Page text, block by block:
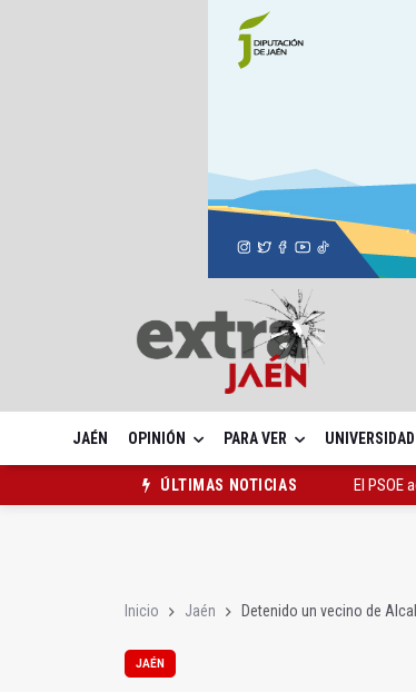
JAÉN OPINIÓN PARA VER UNIVERSIDAD
ÚLTIMAS NOTICIAS
El
Inicio Jaén Detenido un vecino de
JAÉN